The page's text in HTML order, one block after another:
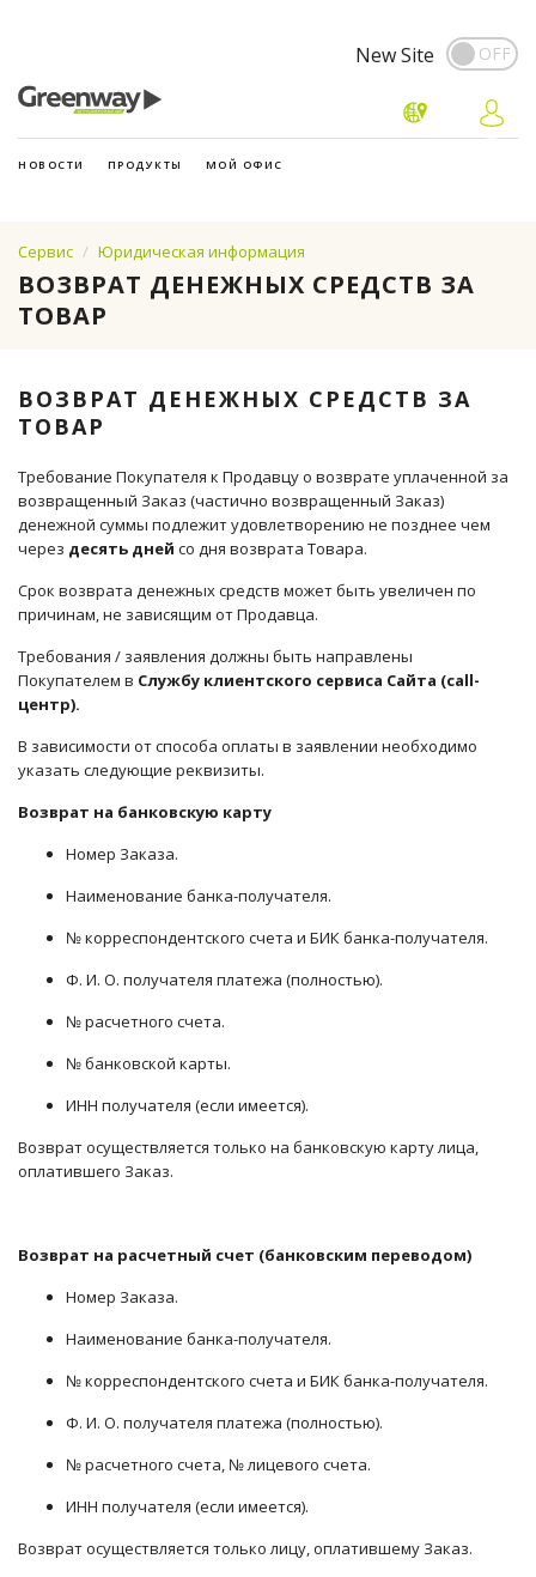
New Site
НОВОСТИ ПРОДУКТЫ МОЙ ОФИС
Сервис Юридическая информация
ВОЗВРАТ ДЕНЕЖНЫХ СРЕДСТВ ЗА
ТОВАР
ВОЗВРАТ ДЕНЕЖНЫХ СРЕДСТВ ЗА
ТОВАР
Требование Покупателя к Продавцу о возврате уплаченной за
возвращенный Заказ (частично возвращенный Заказ)
денежной суммы подлежит удовлетворению не позднее чем
через десять дней со дня возврата Товара.
Срок возврата денежных средств может быть увеличен по
причинам, не зависящим от Продавца.
Требования / заявления должны быть направлены
Покупателем в Службу клиентского сервиса Сайта (call-
центр).
В зависимости от способа оплаты в заявлении необходимо
указать следующие реквизиты.
Возврат на банковскую карту
Номер Заказа.
Наименование банка-получателя.
№ корреспондентского счета и БИК банка-получателя.
Ф. И. О. получателя платежа (полностью).
№ расчетного счета.
№ банковской карты.
ИНН получателя (если имеется).
Возврат осуществляется только на банковскую карту лица,
оплатившего Заказ.
Возврат на расчетный счет (банковским переводом)
Номер Заказа.
Наименование банка-получателя.
№ корреспондентского счета и БИК банка-получателя.
Ф. И. О. получателя платежа (полностью).
№ расчетного счета, № лицевого счета.
ИНН получателя (если имеется).
Возврат осуществляется только лицу, оплатившему Заказ.